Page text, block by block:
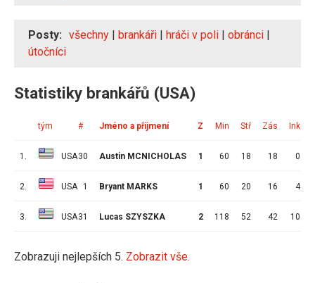
Posty: všechny | brankáři | hráči v poli | obránci |
útočníci
Statistiky brankářů (USA)
tým # Jméno a příjmení Z Min Stř Zás Ink
1. USA30 Austin MCNICHOLAS 1 60 18 18 0
2. USA 1 Bryant MARKS 1 60 20 16 4
3. USA31 Lucas SZYSZKA 2 118 52 42 10
Zobrazuji nejlepších 5. Zobrazit vše.